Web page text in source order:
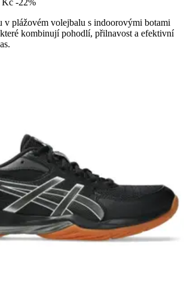
Kč -22%
v plážovém volejbalu s indoorovými botami
kombinují pohodlí, přilnavost a efektivní